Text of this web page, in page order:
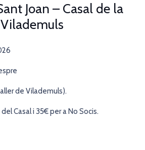
Joan – Casal de la
de Vilademuls).
Casal i 35€ per a No Socis.